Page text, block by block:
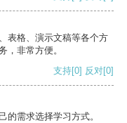
表格、演示文稿等各个方
，非常方便。
支持[0] 反对[0]
的需求选择学习方式。